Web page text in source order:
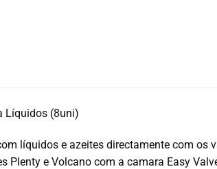
Líquidos (8uni)
líquidos e azeites directamente com os
Plenty e Volcano com a camara Easy